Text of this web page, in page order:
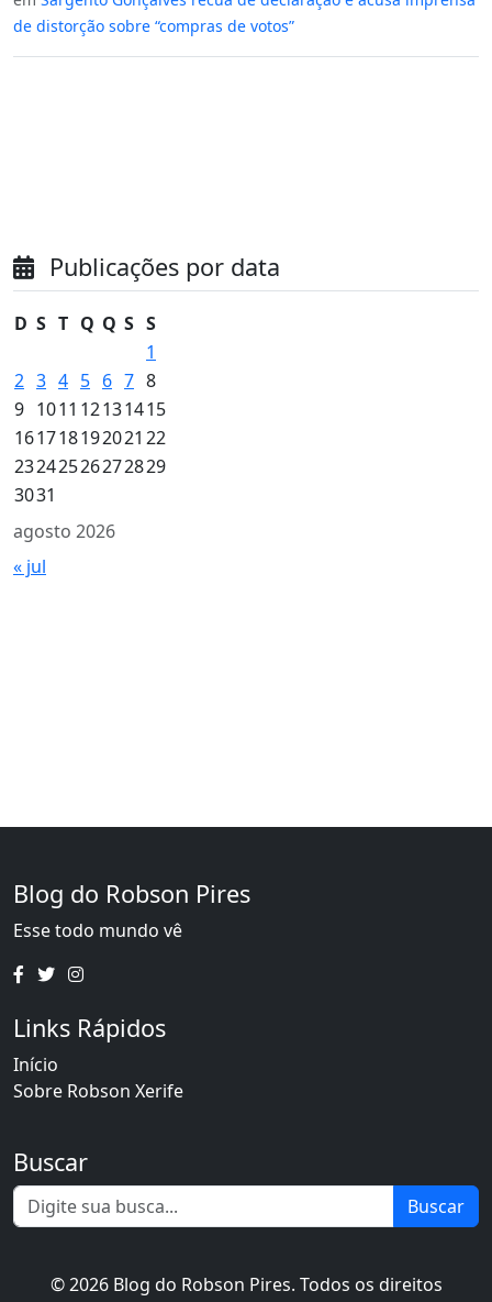
de distorção sobre “compras de votos”
Publicações por data
agosto 2026
D S T Q Q S S
1
2 3 4 5 6 7 8
9 1011 12131415
161718192021 22
23242526272829
3031
« jul
Blog do Robson Pires
Esse todo mundo vê
Links Rápidos
Início
Sobre Robson Xerife
Buscar
Buscar
© 2026 Blog do Robson Pires. Todos os direitos